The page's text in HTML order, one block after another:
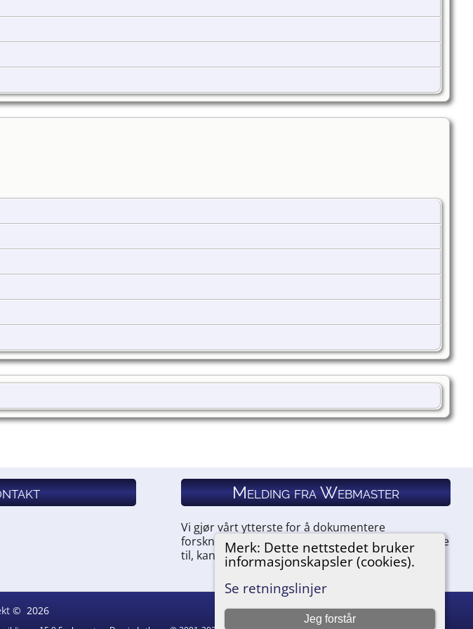
Merk: Dette nettstedet bruker
informasjonskapsler (cookies).
Se retningslinjer
Jeg forstår
Melding fra Webmaster
Vi gjør vårt ytterste for å dokumentere
forskningen vår. Hvis du har noe du ønsker å legge
til, kan du kontakte oss.
© 2026